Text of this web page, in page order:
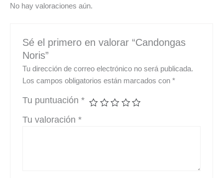
No hay valoraciones aún.
Sé el primero en valorar “Candongas
Noris”
Tu dirección de correo electrónico no será publicada.
Los campos obligatorios están marcados con*
Tu puntuación*
Tu valoración*